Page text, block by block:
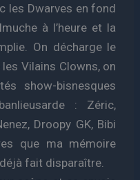
les Dwarves en fond
à l’heure et la
On décharge le
Vilains Clowns, on
show-bisnesques
: Zéric,
Droopy GK, Bibi
que ma mémoire
fait disparaître.